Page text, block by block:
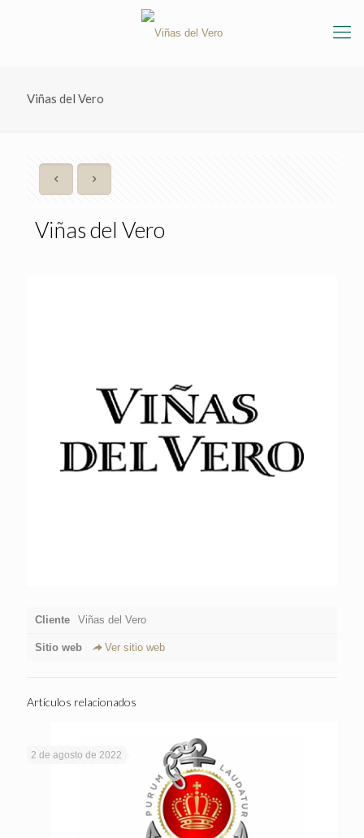
Viñas del Vero
Viñas del Vero
Cliente Viñas del Vero
Sitio web Ver sitio web
Artículos relacionados
2 de agosto de 2022